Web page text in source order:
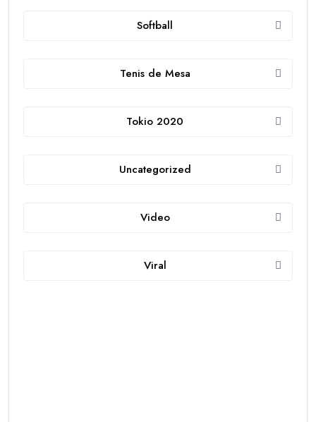
Softball
Tenis de Mesa
Tokio 2020
Uncategorized
Video
Viral